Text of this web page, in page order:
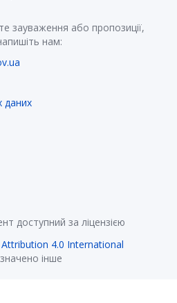
зауваження або пропозиції,
нам:
даних
доступний за ліцензією
4.0 International
інше